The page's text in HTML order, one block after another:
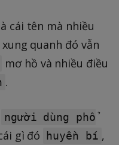
cái tên mà nhiều
quanh đó vẫn
mơ hồ và nhiều điều
.
người dùng phổ
gì đó huyền bí ,